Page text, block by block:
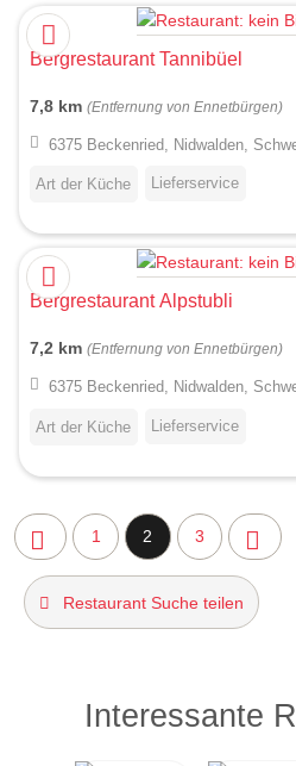
Bergrestaurant Tannibüel
7,8 km (Entfernung von Ennetbürgen)
6375 Beckenried, Nidwalden,
Art der Küche Lieferservice
Bergrestaurant Alpstubli
7,2 km (Entfernung von Ennetbürgen)
6375 Beckenried, Nidwalden,
Art der Küche Lieferservice
1 2 3
Restaurant Suche teilen
Interessante